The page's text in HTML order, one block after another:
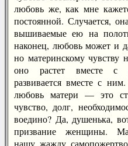
любовь же, как мне
постоянной. Случается,
вышиваемые ею на
наконец, любовь может и
но материнскому чувству
оно растет вместе с
развивается вместе с
любовь матери — это
чувство, долг,
воедино? Да, душенька,
призвание женщины.
нашу жажду